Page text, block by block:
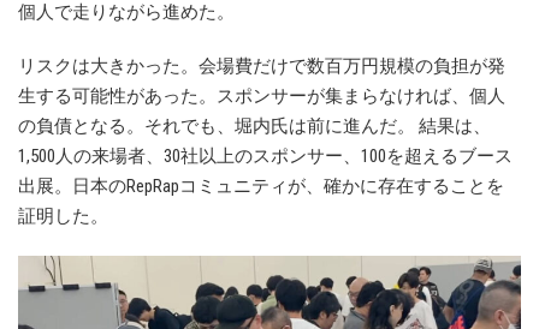
個人で走りながら進めた。
リスクは大きかった。会場費だけで数百万円規模の負担が発
生する可能性があった。スポンサーが集まらなければ、個人
の負債となる。それでも、堀内氏は前に進んだ。 結果は、
1,500人の来場者、30社以上のスポンサー、100を超えるブース
出展。日本のRepRapコミュニティが、確かに存在することを
証明した。